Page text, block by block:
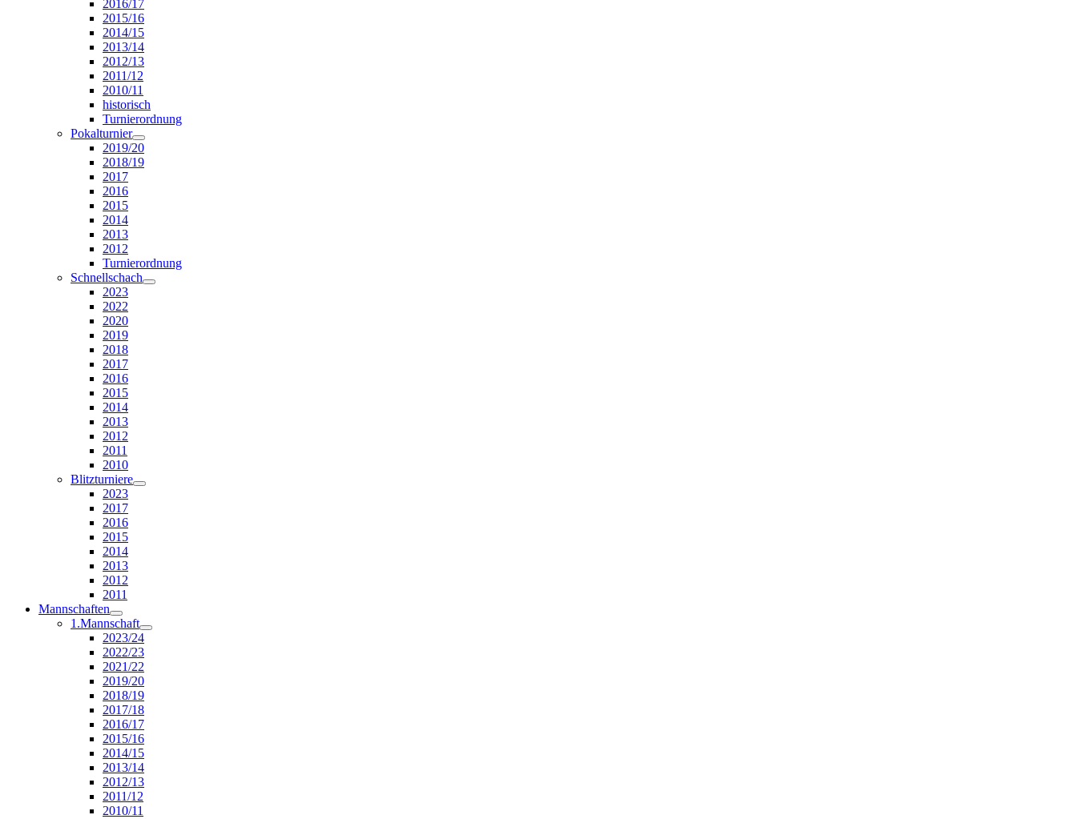
2016/17
2015/16
2014/15
2013/14
2012/13
2011/12
2010/11
historisch
Turnierordnung
Pokalturnier
2019/20
2018/19
2017
2016
2015
2014
2013
2012
Turnierordnung
Schnellschach
2023
2022
2020
2019
2018
2017
2016
2015
2014
2013
2012
2011
2010
Blitzturniere
2023
2017
2016
2015
2014
2013
2012
2011
Mannschaften
1.Mannschaft
2023/24
2022/23
2021/22
2019/20
2018/19
2017/18
2016/17
2015/16
2014/15
2013/14
2012/13
2011/12
2010/11